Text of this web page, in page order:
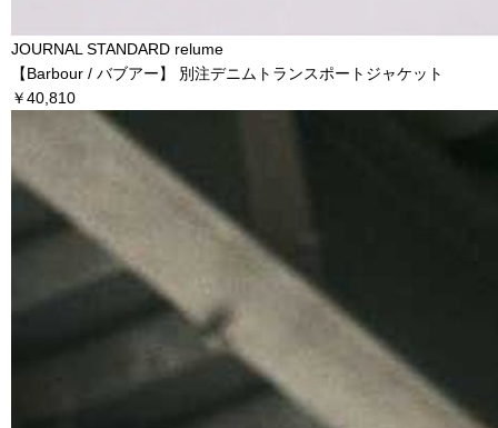
JOURNAL STANDARD relume
【Barbour / バブアー】 別注デニムトランスポートジャケット
￥40,810